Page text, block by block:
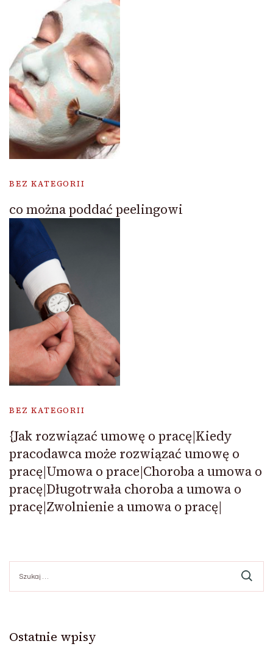
BEZ KATEGORII
co można poddać peelingowi
BEZ KATEGORII
{Jak rozwiązać umowę o pracę|Kiedy
pracodawca może rozwiązać umowę o
pracę|Umowa o prace|Choroba a umowa o
pracę|Długotrwała choroba a umowa o
pracę|Zwolnienie a umowa o pracę|
Ostatnie wpisy